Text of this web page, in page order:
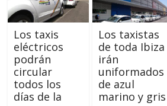
Los taxis
eléctricos
podrán
circular
todos los
días de la
Los taxistas
de toda Ibiza
irán
uniformados
de azul
marino y gris